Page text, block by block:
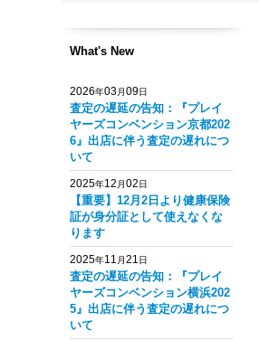
What's New
2026年03月09日
査定の遅延の告知：『プレイ
ヤーズコンベンション京都202
6』出店に伴う査定の遅れにつ
いて
2025年12 月02日
【重要】12月2日より健康保険
証が身分証として使えなくな
ります
2025年11 月21日
査定の遅延の告知：『プレイ
ヤーズコンベンション横浜202
5』出店に伴う査定の遅れにつ
いて